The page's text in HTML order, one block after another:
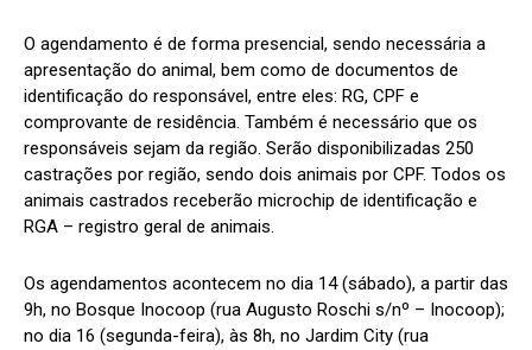
O agendamento é de forma presencial, sendo necessária a
apresentação do animal, bem como de documentos de
identificação do responsável, entre eles: RG, CPF e
comprovante de residência. Também é necessário que os
responsáveis sejam da região. Serão disponibilizadas 250
castrações por região, sendo dois animais por CPF. Todos os
animais castrados receberão microchip de identificação e
RGA – registro geral de animais.
Os agendamentos acontecem no dia 14 (sábado), a partir das
9h, no Bosque Inocoop (rua Augusto Roschi s/nº – Inocoop);
no dia 16 (segunda-feira), às 8h, no Jardim City (rua